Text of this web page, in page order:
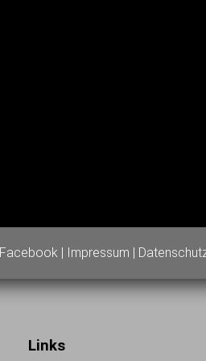
Facebook| Impressum
Links